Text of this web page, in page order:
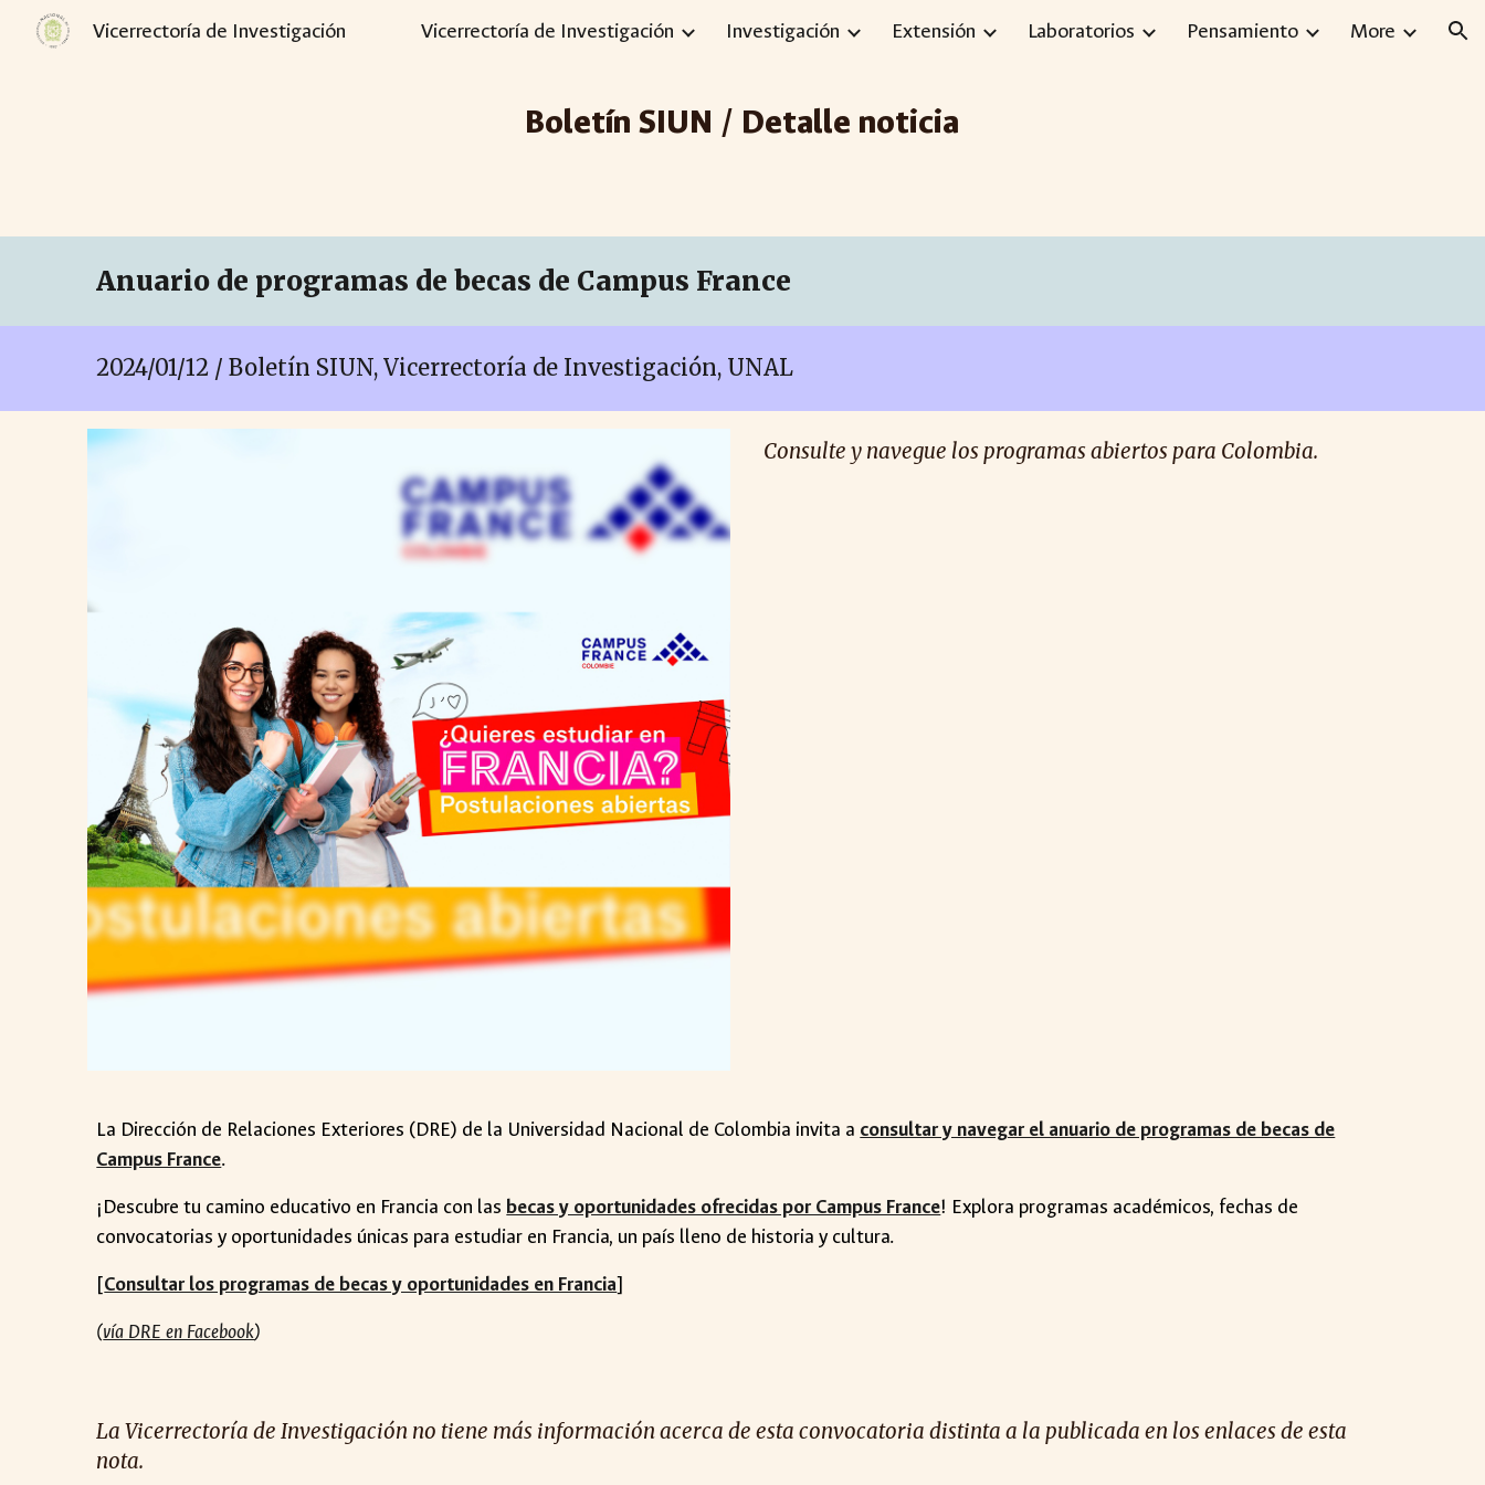
Skip to main content Skip to navigation
Vicerrectoría de Investigación Vicerrectoría de Investigación Investigación Extensión Laboratorios Pensamiento More
Boletín SIUN / Detalle noticia
Anuario de programas de becas de Campus France
2024/01/12 / Boletín SIUN, Vicerrectoría de Investigación, UNAL
Consulte y navegue los programas abiertos para Colombia.
La Dirección de Relaciones Exteriores (DRE) de la Universidad Nacional de Colombia invita a consultar y navegar el anuario de programas de becas de
Campus France.
¡Descubre tu camino educativo en Francia con las becas y oportunidades ofrecidas por Campus France! Explora programas académicos, fechas de
convocatorias y oportunidades únicas para estudiar en Francia, un país lleno de historia y cultura.
[Consultar los programas de becas y oportunidades en Francia]
(vía DRE en Facebook)
La Vicerrectoría de Investigación no tiene más información acerca de esta convocatoria distinta a la publicada en los enlaces de esta
nota.